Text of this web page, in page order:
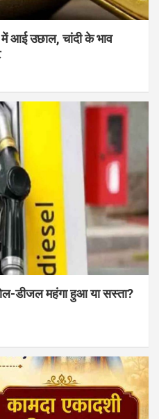
आई उछाल, चांदी के भाव
डीजल महंगा हुआ या सस्ता?